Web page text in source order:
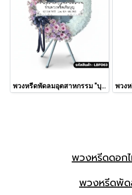
พวงหรีดพัดลมอุตสาหกรรม "บุหงารำไพ" (LBF 063)
พวงหรีดดอก
พวงหรีดพั